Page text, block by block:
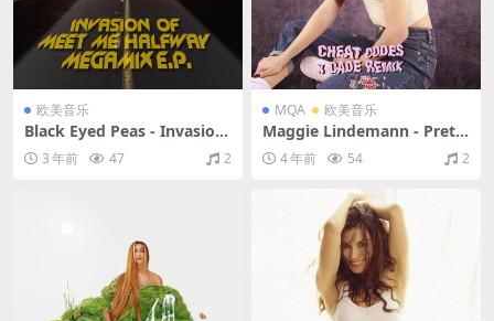
欧美音乐
Black Eyed Peas - Invasion
Of Meet Me Halfway - Meg
amix E.P.（2009/FLAC/EP分
3 年前 47 2
MQA 欧美音乐
Maggie Lindemann - Prett
y Girl (Cheat Codes X CADE
Remix)(Explicit)（2017/FLA
C/Single单曲/22.8M）(MQ
A/16bit/44.1kHz)
4 年前 54 2